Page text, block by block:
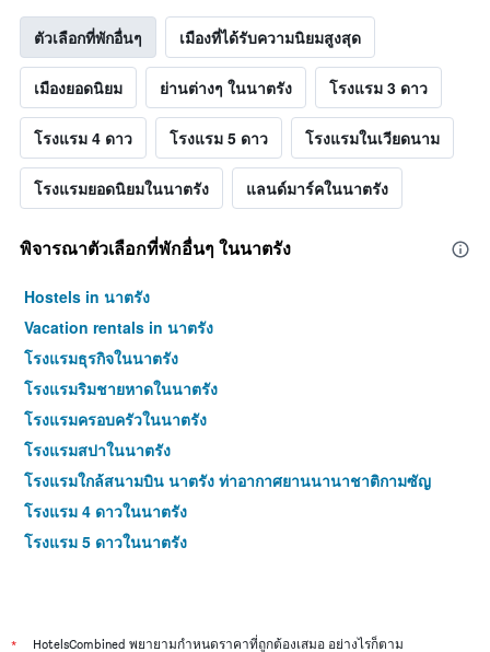
ตัวเลือกที่พักอื่นๆ เมืองที่ได้รับความนิยมสูงสุด
เมืองยอดนิยม ย่านต่างๆ ในนาตรัง โรงแรม 3 ดาว
โรงแรม 4 ดาว โรงแรม 5 ดาว โรงแรมในเวียดนาม
โรงแรมยอดนิยมในนาตรัง แลนด์มาร์คในนาตรัง
พิจารณาตัวเลือกที่พักอื่นๆ ในนาตรัง
Hostels in นาตรัง
Vacation rentals in นาตรัง
โรงแรมธุรกิจในนาตรัง
โรงแรมริมชายหาดในนาตรัง
โรงแรมครอบครัวในนาตรัง
โรงแรมสปาในนาตรัง
โรงแรมใกล้สนามบิน นาตรัง ท่าอากาศยานนานาชาติกามซัญ
โรงแรม 4 ดาวในนาตรัง
โรงแรม 5 ดาวในนาตรัง
* HotelsCombined พยายามกำหนดราคาที่ถูกต้องเสมอ อย่างไรก็ตาม